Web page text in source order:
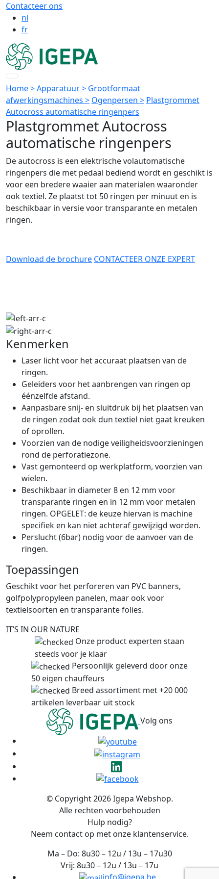
Contacteer ons
nl
fr
Home> Apparatuur > Grootformaat
afwerkingsmachines > Ogenpersen > Plastgrommet
Autocross automatische ringenpers
Plastgrommet Autocross
automatische ringenpers
De autocross is een elektrische volautomatische
ringenpers die met pedaal bediend wordt en geschikt is
voor een bredere waaier aan materialen waaronder
ook textiel. Ze plaatst tot 50 ringen per minuut en is
beschikbaar in versie voor transparante en metalen
ringen.
Download de brochure CONTACTEER ONZE EXPERT
Kenmerken
Laser licht voor het accuraat plaatsen van de
ringen.
Geleiders voor het aanbrengen van ringen op
éénzelfde afstand.
Aanpasbare snij- en sluitdruk bij het plaatsen van
de ringen zodat ook dun textiel niet gaat kreuken
of oprollen.
Voorzien van de nodige veiligheidsvoorzieningen
rond de perforatiezone.
Vast gemonteerd op werkplatform, voorzien van
wielen.
Beschikbaar in diameter 8 en 12 mm voor
transparante ringen en in 12 mm voor metalen
ringen. OPGELET: de keuze hiervan is machine
specifiek en kan niet achteraf gewijzigd worden.
Perslucht (6bar) nodig voor de aanvoer van de
ringen.
Toepassingen
Geschikt voor het perforeren van PVC banners,
golfpolypropyleen panelen, maar ook voor
textielsoorten en transparante folies.
IT’S IN OUR NATURE
Onze product experten staan
steeds voor je klaar
Persoonlijk geleverd door onze
50 eigen chauffeurs
Breed assortiment met +20 000
artikelen leverbaar uit stock
Volg ons
© Copyright 2026 Igepa Webshop.
Alle rechten voorbehouden
Hulp nodig?
Neem contact op met onze klantenservice.
Ma – Do: 8u30 – 12u / 13u – 17u30
Vrij: 8u30 – 12u / 13u – 17u